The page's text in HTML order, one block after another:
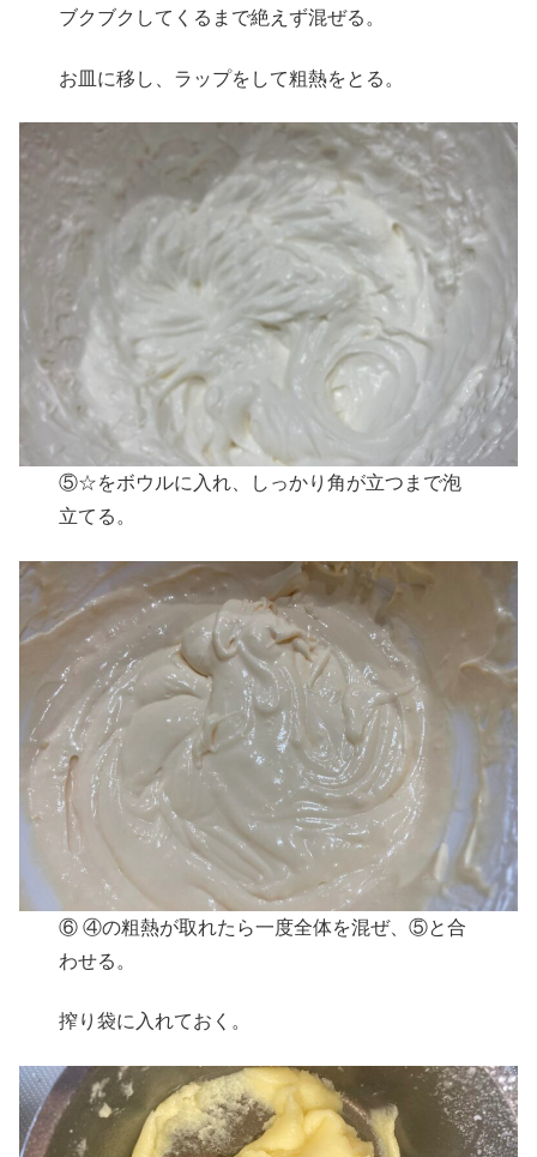
ブクブクしてくるまで絶えず混ぜる。
お皿に移し、ラップをして粗熱をとる。
⑤☆をボウルに入れ、しっかり角が立つまで泡
立てる。
⑥ ④の粗熱が取れたら一度全体を混ぜ、⑤と合
わせる。
搾り袋に入れておく。